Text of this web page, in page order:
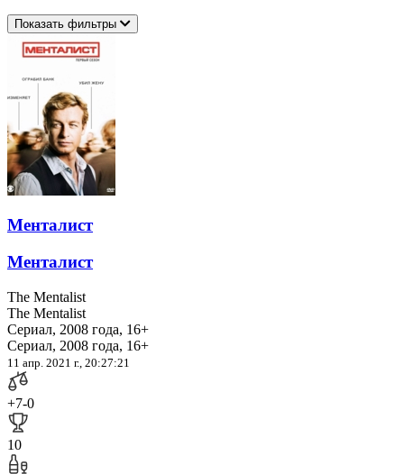
Показать фильтры
Менталист
Менталист
The Mentalist
The Mentalist
Сериал, 2008 года, 16+
Сериал, 2008 года, 16+
11 апр. 2021 г., 20:27:21
+7-0
10